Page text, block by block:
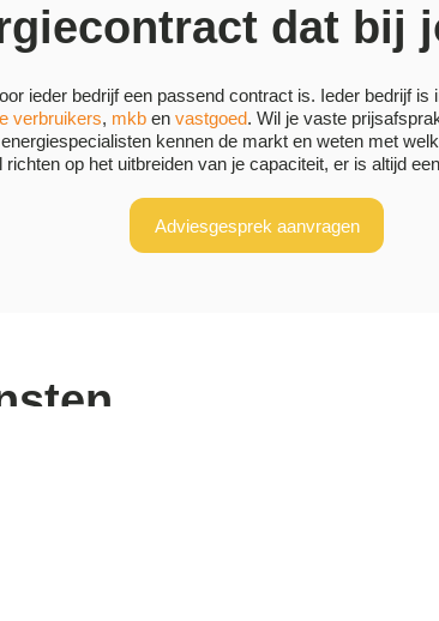
dat bij
ieder bedrijf een passend contract is. Ieder bedrijf
verbruikers, mkb en vastgoed. Wil je vaste
kennen de markt en weten met
op het uitbreiden van je capaciteit, er is altijd
Adviesgesprek aanvragen